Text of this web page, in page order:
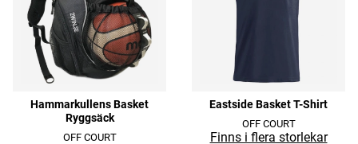
Hammarkullens Basket
Ryggsäck
OFF COURT
Eastside Basket T-Shirt
OFF COURT